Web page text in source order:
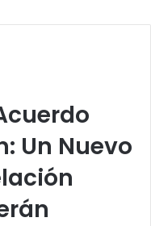
Un Nuevo